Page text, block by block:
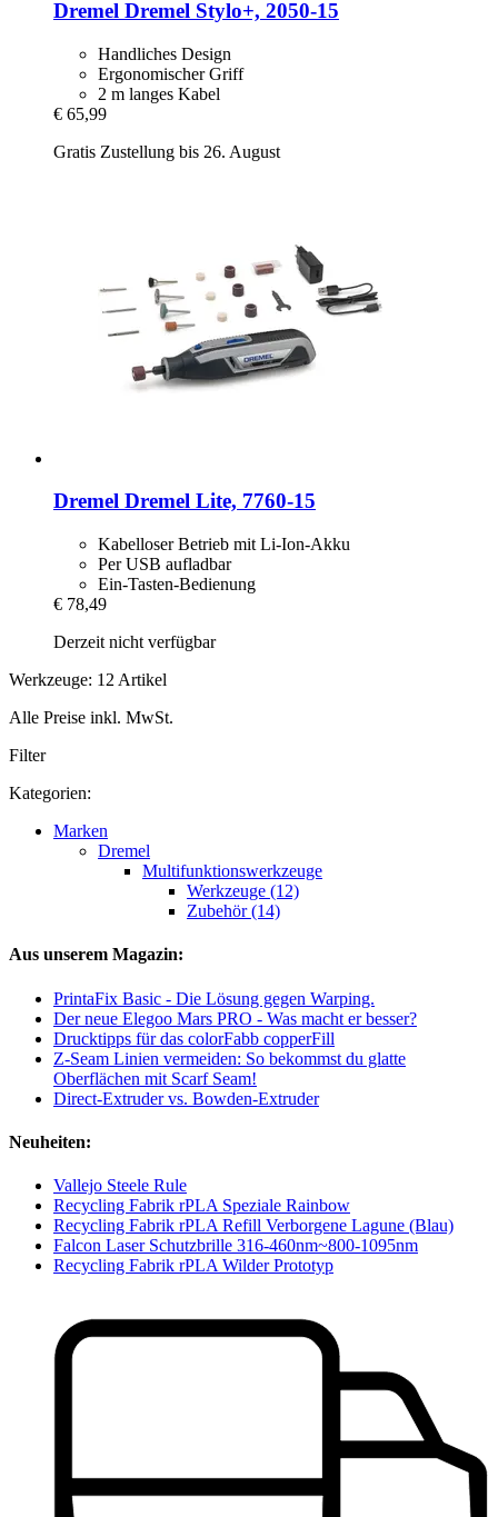
Dremel Dremel Stylo+, 2050-​15
Handliches Design
Ergonomischer Griff
2 m langes Kabel
€ 65,99
Gratis Zustellung bis 26. August
Dremel Dremel Lite, 7760-​15
Kabelloser Betrieb mit Li-Ion-Akku
Per USB aufladbar
Ein-Tasten-Bedienung
€ 78,49
Derzeit nicht verfügbar
Werkzeuge: 12 Artikel
Alle Preise inkl. MwSt.
Filter
Kategorien:
Marken
Dremel
Multifunktionswerkzeuge
Werkzeuge (12)
Zubehör (14)
Aus unserem Magazin:
PrintaFix Basic - Die Lösung gegen Warping.
Der neue Elegoo Mars PRO - Was macht er besser?
Drucktipps für das colorFabb copperFill
Z-Seam Linien vermeiden: So bekommst du glatte
Oberflächen mit Scarf Seam!
Direct-Extruder vs. Bowden-Extruder
Neuheiten:
Vallejo Steele Rule
Recycling Fabrik rPLA Speziale Rainbow
Recycling Fabrik rPLA Refill Verborgene Lagune (Blau)
Falcon Laser Schutzbrille 316-460nm~800-1095nm
Recycling Fabrik rPLA Wilder Prototyp